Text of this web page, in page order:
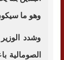
وهو ما
وشدد
الصومالية